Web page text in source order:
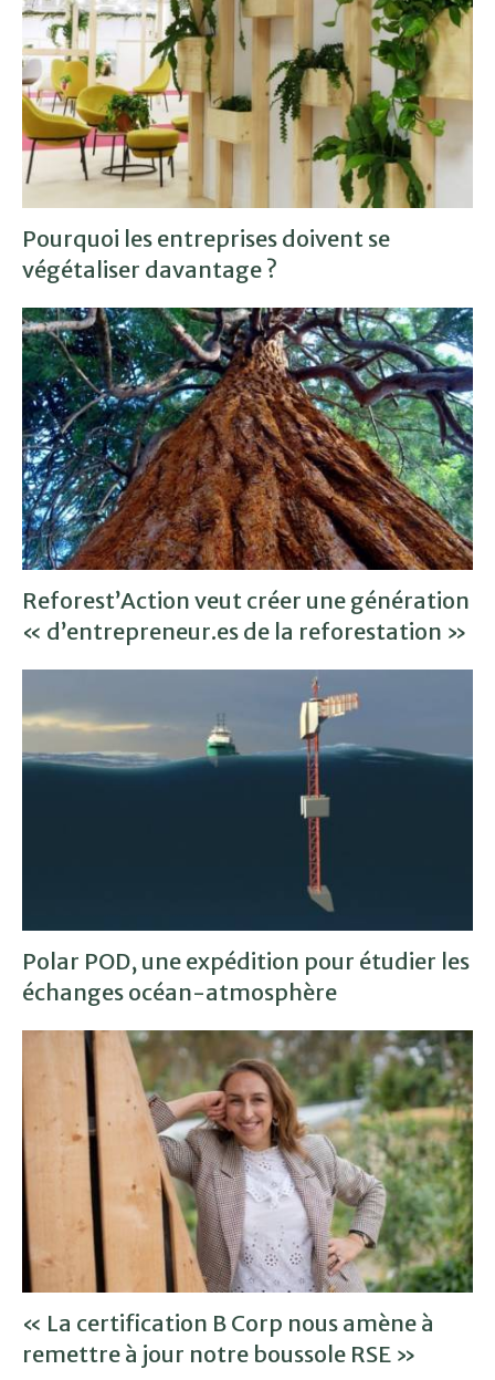
Pourquoi les entreprises doivent se
végétaliser davantage ?
Reforest’Action veut créer une génération
« d’entrepreneur.es de la reforestation »
Polar POD, une expédition pour étudier les
échanges océan-atmosphère
« La certification B Corp nous amène à
remettre à jour notre boussole RSE »